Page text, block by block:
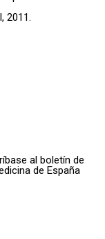
2011.
al boletín de
de España